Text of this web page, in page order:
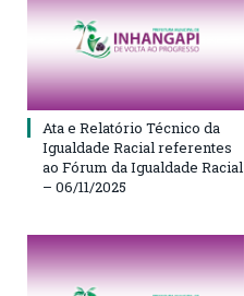
Ata e Relatório Técnico da
Igualdade Racial referentes
ao Fórum da Igualdade Racial
– 06/11/2025